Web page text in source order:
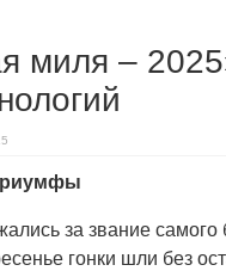
миля –
за звание
гонки шли без